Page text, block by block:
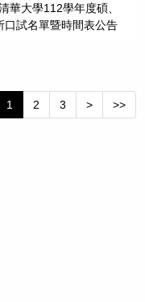
華大學112學年度碩、
口試名單暨時間表公告
1 2 3 > >>